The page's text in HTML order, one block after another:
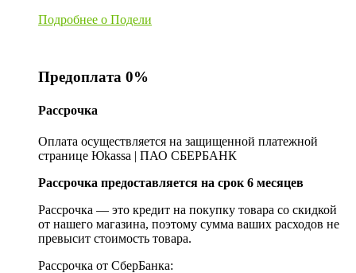
Подробнее о Подели
Предоплата 0%
Рассрочка
Оплата осуществляется на защищенной платежной
странице Юkassa | ПАО СБЕРБАНК
Рассрочка предоставляется на срок 6 месяцев
Рассрочка — это кредит на покупку товара со скидкой
от нашего магазина, поэтому сумма ваших расходов не
превысит стоимость товара.
Рассрочка от СберБанка: